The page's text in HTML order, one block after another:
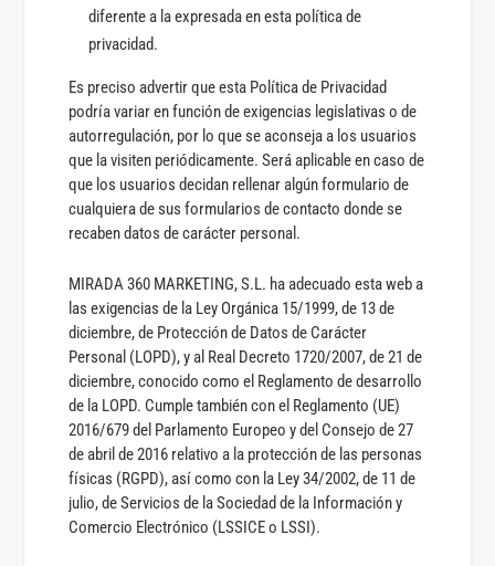
diferente a la expresada en esta política de
privacidad.
Es preciso advertir que esta Política de Privacidad
podría variar en función de exigencias legislativas o de
autorregulación, por lo que se aconseja a los usuarios
que la visiten periódicamente. Será aplicable en caso de
que los usuarios decidan rellenar algún formulario de
cualquiera de sus formularios de contacto donde se
recaben datos de carácter personal.
MIRADA 360 MARKETING, S.L. ha adecuado esta web a
las exigencias de la Ley Orgánica 15/1999, de 13 de
diciembre, de Protección de Datos de Carácter
Personal (LOPD), y al Real Decreto 1720/2007, de 21 de
diciembre, conocido como el Reglamento de desarrollo
de la LOPD. Cumple también con el Reglamento (UE)
2016/679 del Parlamento Europeo y del Consejo de 27
de abril de 2016 relativo a la protección de las personas
físicas (RGPD), así como con la Ley 34/2002, de 11 de
julio, de Servicios de la Sociedad de la Información y
Comercio Electrónico (LSSICE o LSSI).